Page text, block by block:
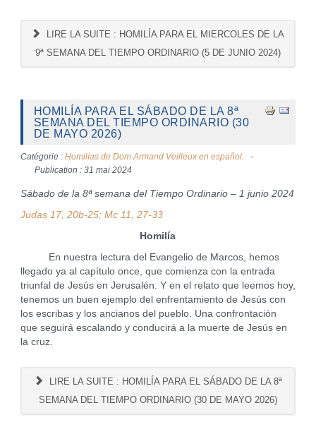
LIRE LA SUITE : HOMILÍA PARA EL MIERCOLES DE LA
9ª SEMANA DEL TIEMPO ORDINARIO (5 DE JUNIO 2024)
HOMILÍA PARA EL SÁBADO DE LA 8ª
SEMANA DEL TIEMPO ORDINARIO (30
DE MAYO 2026)
Catégorie : Homilías de Dom Armand Veilleux en español.
Publication : 31 mai 2024
Sábado de la 8ª semana del Tiempo Ordinario – 1 junio 2024
Judas 17, 20b-25; Mc 11, 27-33
Homilía
En nuestra lectura del Evangelio de Marcos, hemos
llegado ya al capítulo once, que comienza con la entrada
triunfal de Jesús en Jerusalén. Y en el relato que leemos hoy,
tenemos un buen ejemplo del enfrentamiento de Jesús con
los escribas y los ancianos del pueblo. Una confrontación
que seguirá escalando y conducirá a la muerte de Jesús en
la cruz.
LIRE LA SUITE : HOMILÍA PARA EL SÁBADO DE LA 8ª
SEMANA DEL TIEMPO ORDINARIO (30 DE MAYO 2026)